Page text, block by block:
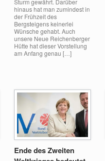
hinaus hat man zumindest in
der Frühzeit des
Bergsteigens keinerlei
Wünsche gehabt. Auch
unsere Neue Reichenberger
Hütte hat dieser Vorstellung
am Anfang genau […]
Ende des Zweiten